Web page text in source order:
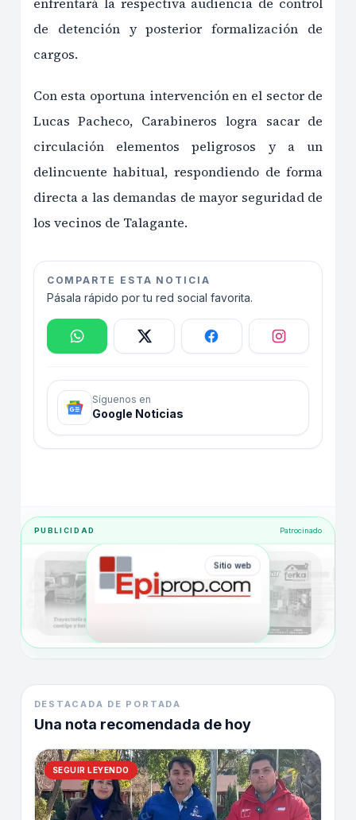
de detención y posterior formalización de
cargos.
Con esta oportuna intervención en el sector de
Lucas Pacheco, Carabineros logra sacar de
circulación elementos peligrosos y a un
delincuente habitual, respondiendo de forma
directa a las demandas de mayor seguridad de
los vecinos de Talagante.
COMPARTE ESTA NOTICIA
Pásala rápido por tu red social favorita.
Síguenos en
Google Noticias
PUBLICIDAD Patrocinado
Sitio web
DESTACADA DE PORTADA
Una nota recomendada de hoy
SEGUIR LEYENDO